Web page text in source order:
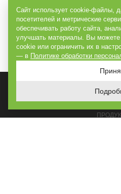
Сайт использует cookie-файлы,
посетителей и метрические
обеспечивать работу сайта,
улучшать материалы. Вы можете
cookie или ограничить их в
— в Политике обработки